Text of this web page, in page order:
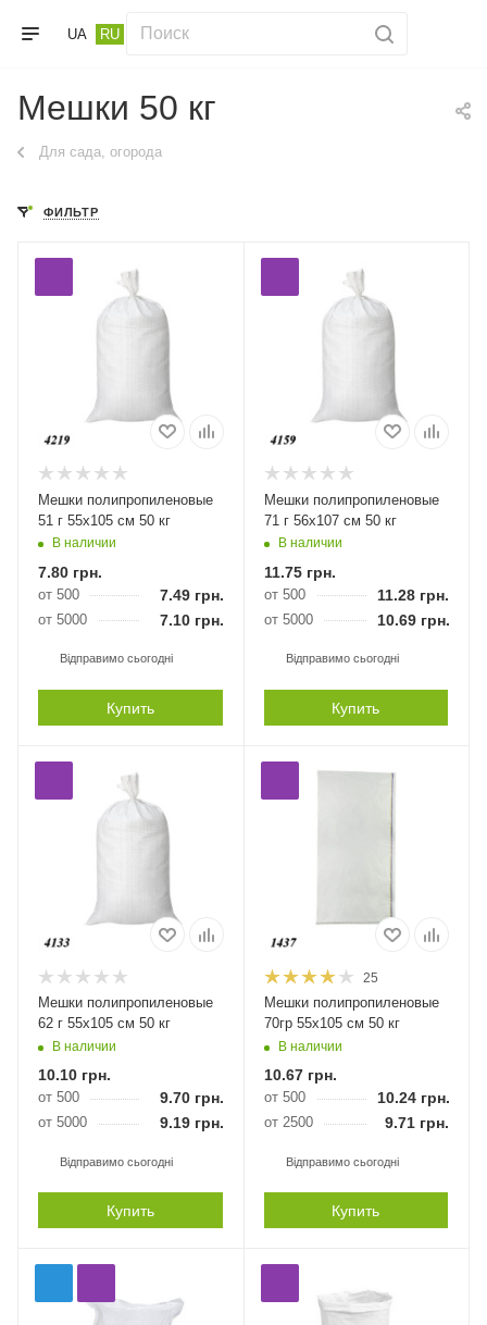
UA RU
Мешки 50 кг
Для сада, огорода
ФИЛЬТР
Мешки полипропиленовые
51 г 55х105 см 50 кг
В наличии
7.80 грн.
от 500 7.49грн.
от 5000 7.10грн.
Відправимо сьогодні
Купить
Мешки полипропиленовые
71 г 56х107 см 50 кг
В наличии
11.75грн.
от 500 11.28 грн.
от 5000 10.69грн.
Відправимо сьогодні
Купить
Мешки полипропиленовые
62 г 55х105 см 50 кг
В наличии
10.10 грн.
от 500 9.70грн.
от 5000 9.19грн.
Відправимо сьогодні
Купить
25
Мешки полипропиленовые
70гр 55х105 см 50 кг
В наличии
10.67грн.
от 500 10.24грн.
от 2500 9.71 грн.
Відправимо сьогодні
Купить